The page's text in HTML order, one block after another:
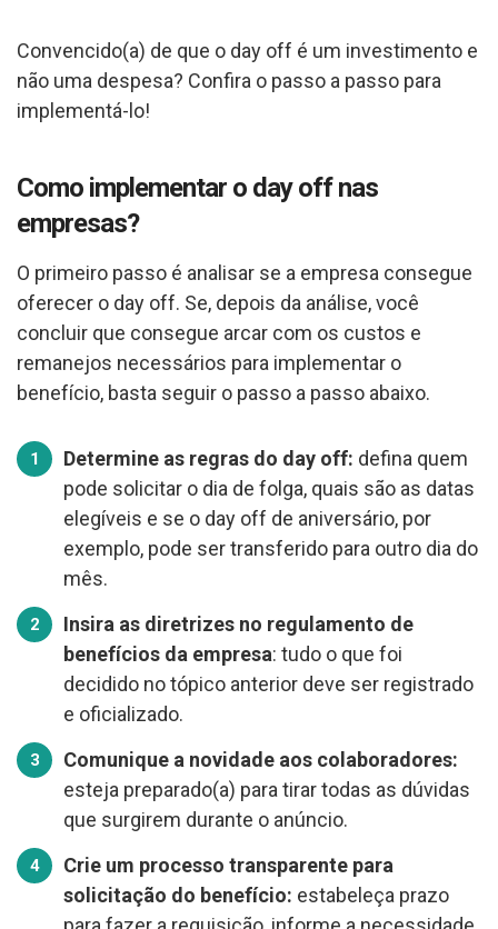
Convencido(a) de que o day off é um investimento e
não uma despesa? Confira o passo a passo para
implementá-lo!
Como implementar o day off nas
empresas?
O primeiro passo é analisar se a empresa consegue
oferecer o day off. Se, depois da análise, você
concluir que consegue arcar com os custos e
remanejos necessários para implementar o
benefício, basta seguir o passo a passo abaixo.
Determine as regras do day off: defina quem
pode solicitar o dia de folga, quais são as datas
elegíveis e se o day off de aniversário, por
exemplo, pode ser transferido para outro dia do
mês.
Insira as diretrizes no regulamento de
benefícios da empresa: tudo o que foi
decidido no tópico anterior deve ser registrado
e oficializado.
Comunique a novidade aos colaboradores:
esteja preparado(a) para tirar todas as dúvidas
que surgirem durante o anúncio.
Crie um processo transparente para
solicitação do benefício: estabeleça prazo